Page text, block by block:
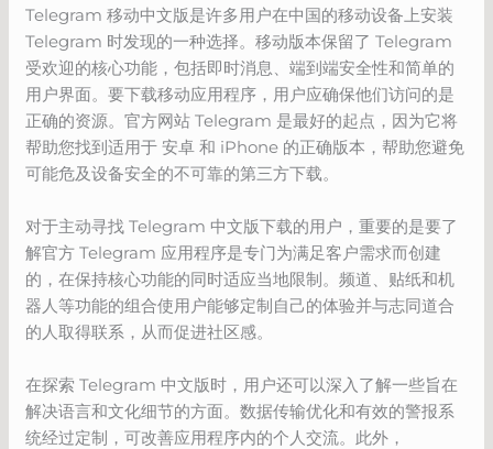
Telegram 移动中文版是许多用户在中国的移动设备上安装
Telegram 时发现的一种选择。移动版本保留了 Telegram
受欢迎的核心功能，包括即时消息、端到端安全性和简单的
用户界面。要下载移动应用程序，用户应确保他们访问的是
正确的资源。官方网站 Telegram 是最好的起点，因为它将
帮助您找到适用于 安卓 和 iPhone 的正确版本，帮助您避免
可能危及设备安全的不可靠的第三方下载。
对于主动寻找 Telegram 中文版下载的用户，重要的是要了
解官方 Telegram 应用程序是专门为满足客户需求而创建
的，在保持核心功能的同时适应当地限制。频道、贴纸和机
器人等功能的组合使用户能够定制自己的体验并与志同道合
的人取得联系，从而促进社区感。
在探索 Telegram 中文版时，用户还可以深入了解一些旨在
解决语言和文化细节的方面。数据传输优化和有效的警报系
统经过定制，可改善应用程序内的个人交流。此外，